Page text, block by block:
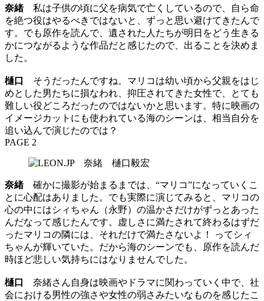
奈緒私は子供の頃に父を病気で亡くしているので、自ら命
を絶つ役はやるべきではないと、ずっと思い避けてきたんで
す。でも原作を読んで、遺された人たちが明日をどう生きる
かにつながるような作品だと感じたので、出ることを決めま
した。
樋口
そうだったんですね。マリコは幼い頃から父親をはじ
めとした男たちに損なわれ、抑圧されてきた女性で、とても
難しい役どころだったのではないかと思います。特に映画の
イメージカットにも使われている海のシーンは、相当自分を
追い込んで演じたのでは？
PAGE 2
奈緒確かに撮影が始まるまでは、“マリコ”になっていくこ
とに心配はありました。でも実際に演じてみると、マリコの
心の中にはシィちゃん（永野）の温かさだけがずっとあった
んだなって感じたんです。虚しさに満たされて終わるはずだ
ったマリコの隣には、それだけで満たさないよ！ ってシィ
ちゃんが輝いていた。だから海のシーンでも、原作を読んだ
時ほど悲しい気持ちにはなりませんでした。
樋口
奈緒さん自身は映画やドラマに関わっていく中で、社
会における男性の強さや女性の弱さみたいなものを感じたこ